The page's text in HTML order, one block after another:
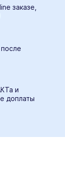
заказе,
и
доплаты